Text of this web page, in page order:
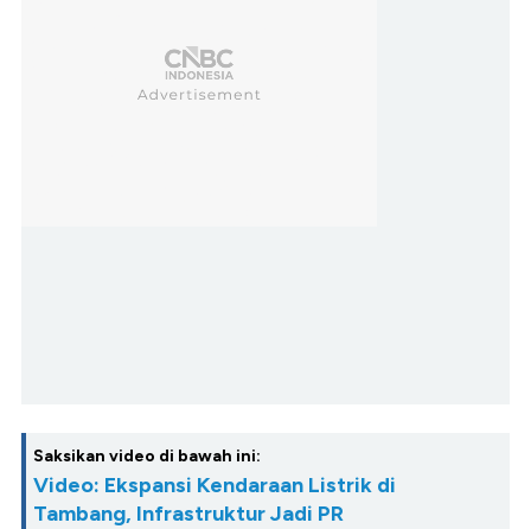
Saksikan video di bawah ini:
Video: Ekspansi Kendaraan Listrik di
Tambang, Infrastruktur Jadi PR